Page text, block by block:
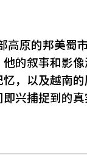
高原的邦美蜀
的叙事和影
，以及越南
兴捕捉到的真